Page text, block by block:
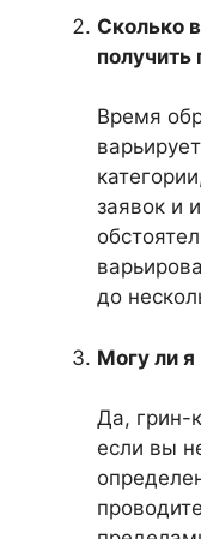
Сколько
получить
Время
заявок и
до
Могу ли я
Да, грин-
если вы